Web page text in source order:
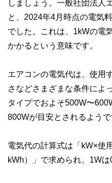
このように編集経験豊
やすさはもちろんのこ
な情報発信を実現して
コンシェルジュを目指
しましょう。一般社団法人
と、2024年4月時点の電気
でした。これは、1kWの電
かかるという意味です。
エアコンの電気代は、使用
さなどさまざまな条件によ
タイプでおよそ500W〜
800Wが目安とされるようで
電気代の計算式は「kW×使
kWh）」で求められ、1Wは